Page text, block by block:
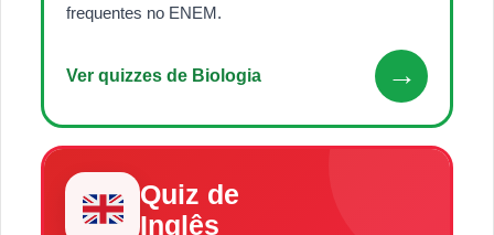
frequentes no ENEM.
Ver quizzes de Biologia →
Quiz de
Inglês